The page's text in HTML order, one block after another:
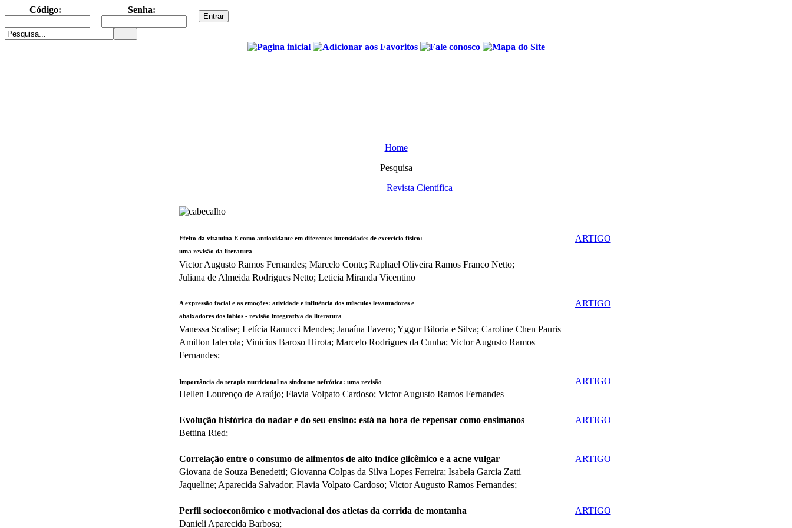
Código: Senha:
Home
Pesquisa
Revista Científica
Efeito da vitamina E como antioxidante em diferentes intensidades de exercício físico: ARTIGO
uma revisão da literatura
Victor Augusto Ramos Fernandes; Marcelo Conte; Raphael Oliveira Ramos Franco Netto;
Juliana de Almeida Rodrigues Netto; Leticia Miranda Vicentino
A expressão facial e as emoções: atividade e influência dos músculos levantadores e ARTIGO
abaixadores dos lábios - revisão integrativa da literatura
Vanessa Scalise; Letícia Ranucci Mendes; Janaína Favero; Yggor Biloria e Silva; Caroline Chen Pauris
Amilton Iatecola; Vinicius Baroso Hirota; Marcelo Rodrigues da Cunha; Victor Augusto Ramos
Fernandes;
Importância da terapia nutricional na síndrome nefrótica: uma revisão
ARTIGO
Hellen Lourenço de Araújo; Flavia Volpato Cardoso; Victor Augusto Ramos Fernandes
Evolução histórica do nadar e do seu ensino: está na hora de repensar como ensimanos
ARTIGO
Bettina Ried;
Correlação entre o consumo de alimentos de alto índice glicêmico e a acne vulgar
ARTIGO
Giovana de Souza Benedetti; Giovanna Colpas da Silva Lopes Ferreira; Isabela Garcia Zatti
Jaqueline; Aparecida Salvador; Flavia Volpato Cardoso; Victor Augusto Ramos Fernandes;
Perfil socioeconômico e motivacional dos atletas da corrida de montanha
ARTIGO
Danieli Aparecida Barbosa;